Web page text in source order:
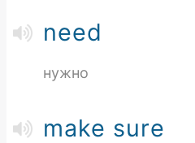
need
нужно
make sure